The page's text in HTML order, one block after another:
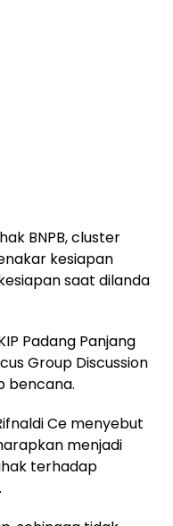
BNPB, cluster
kesiapan
saat dilanda
Padang Panjang
Group Discussion
bencana.
Ce menyebut
menjadi
terhadap